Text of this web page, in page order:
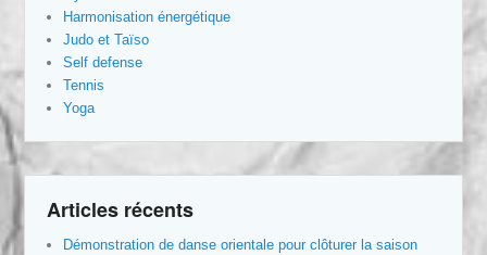
Harmonisation énergétique
Judo et Taïso
Self defense
Tennis
Yoga
Articles récents
Démonstration de danse orientale pour clôturer la saison